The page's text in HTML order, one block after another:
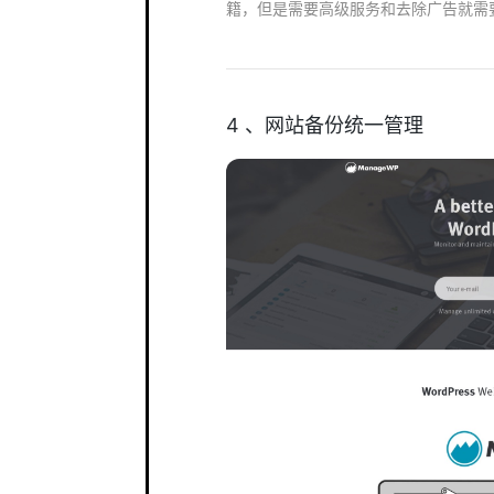
籍，但是需要高级服务和去除广告就需
4 、网站备份统一管理